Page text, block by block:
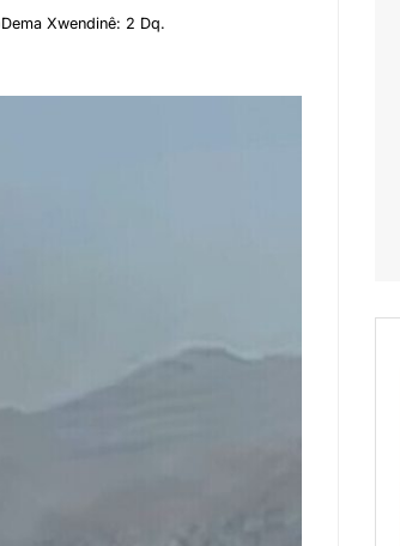
Dema Xwendinê: 2 Dq.